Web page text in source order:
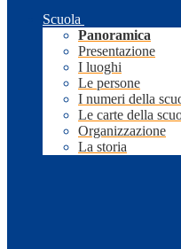
Scuola
Panoramica
Presentazione
I luoghi
Le persone
I numeri della
Le carte della
Organizzazione
La storia